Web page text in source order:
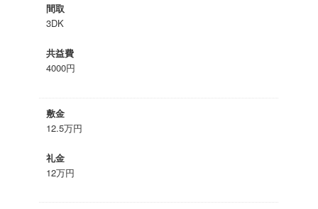
間取
3DK
共益費
4000円
敷金
12.5万円
礼金
12万円